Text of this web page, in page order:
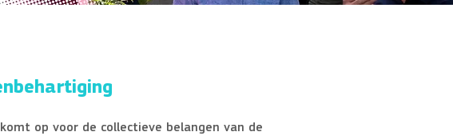
op voor de collectieve belangen van de